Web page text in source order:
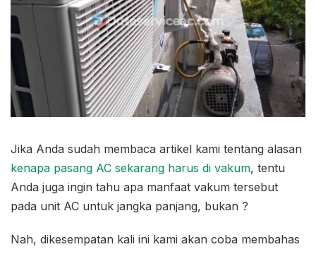
Jika Anda sudah membaca artikel kami tentang alasan
kenapa pasang AC sekarang harus di vakum, tentu
Anda juga ingin tahu apa manfaat vakum tersebut
pada unit AC untuk jangka panjang, bukan ?
Nah, dikesempatan kali ini kami akan coba membahas